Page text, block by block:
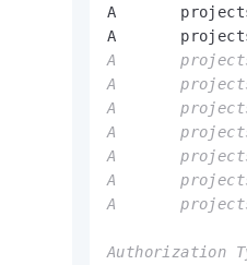
A
A
A
A
A       projects/
A
A
A
A       projects/
Authorization